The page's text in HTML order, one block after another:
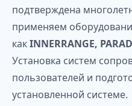
подтверждена
применяем
какINNERRANGE,
Установка систем
пользователей и
установленной системе.